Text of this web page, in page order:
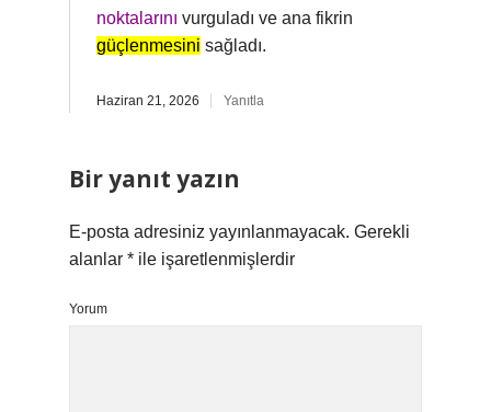
noktalarını vurguladı ve ana fikrin
güçlenmesini sağladı.
Haziran 21, 2026 Yanıtla
Bir yanıt yazın
E-posta adresiniz yayınlanmayacak. Gerekli
alanlar * ile işaretlenmişlerdir
Yorum